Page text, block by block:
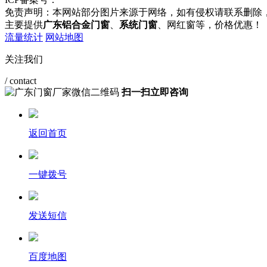
免责声明：本网站部分图片来源于网络，如有侵权请联系删除
主要提供广东铝合金门窗 系统门窗 、网红窗等，价格优惠！
流量统计 网站地图
关注我们
/ contact
扫一扫立即咨询
返回首页
一键拨号
发送短信
百度地图